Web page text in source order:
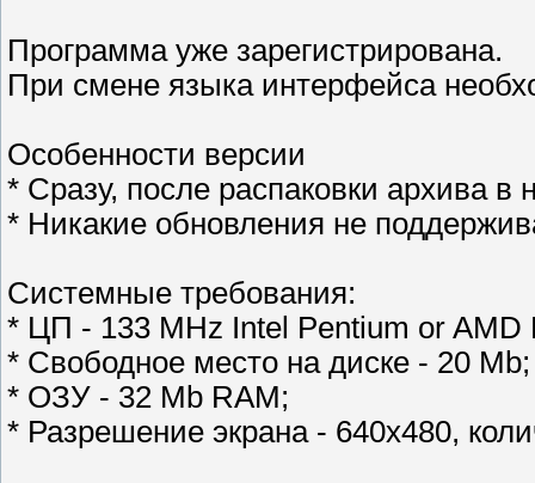
Программа уже зарегистрирована.
При смене языка интерфейса
Особенности версии
* Сразу, после распаковки архива в
* Никакие обновления не
Системные требования:
* ЦП - 133 MHz Intel Pentium or AMD
* Cвободное место на диске - 20 Mb;
* ОЗУ - 32 Mb RAM;
* Разрешение экрана - 640x480,